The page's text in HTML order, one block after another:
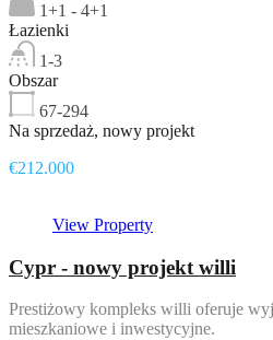
1+1 - 4+1
Łazienki
1-3
Obszar
67-294
Na sprzedaż, nowy projekt
€212.000
View Property
Cypr - nowy projekt willi
Prestiżowy kompleks willi oferuje
mieszkaniowe i inwestycyjne.